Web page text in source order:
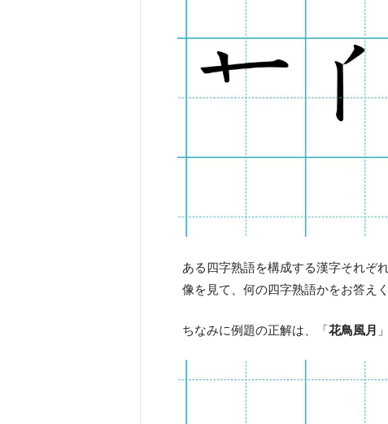
ある四字熟語を構成する漢字それぞ
像を見て、何の四字熟語かをお答えく
ちなみに例題の正解は、「花鳥風月